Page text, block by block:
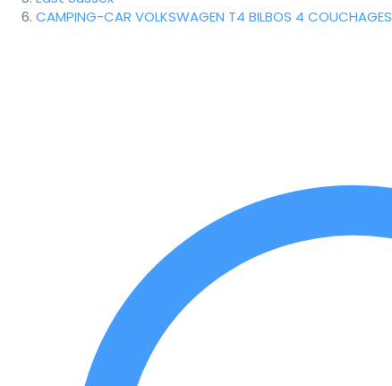
CAMPING-CAR VOLKSWAGEN T4 BILBOS 4 COUCHAGES